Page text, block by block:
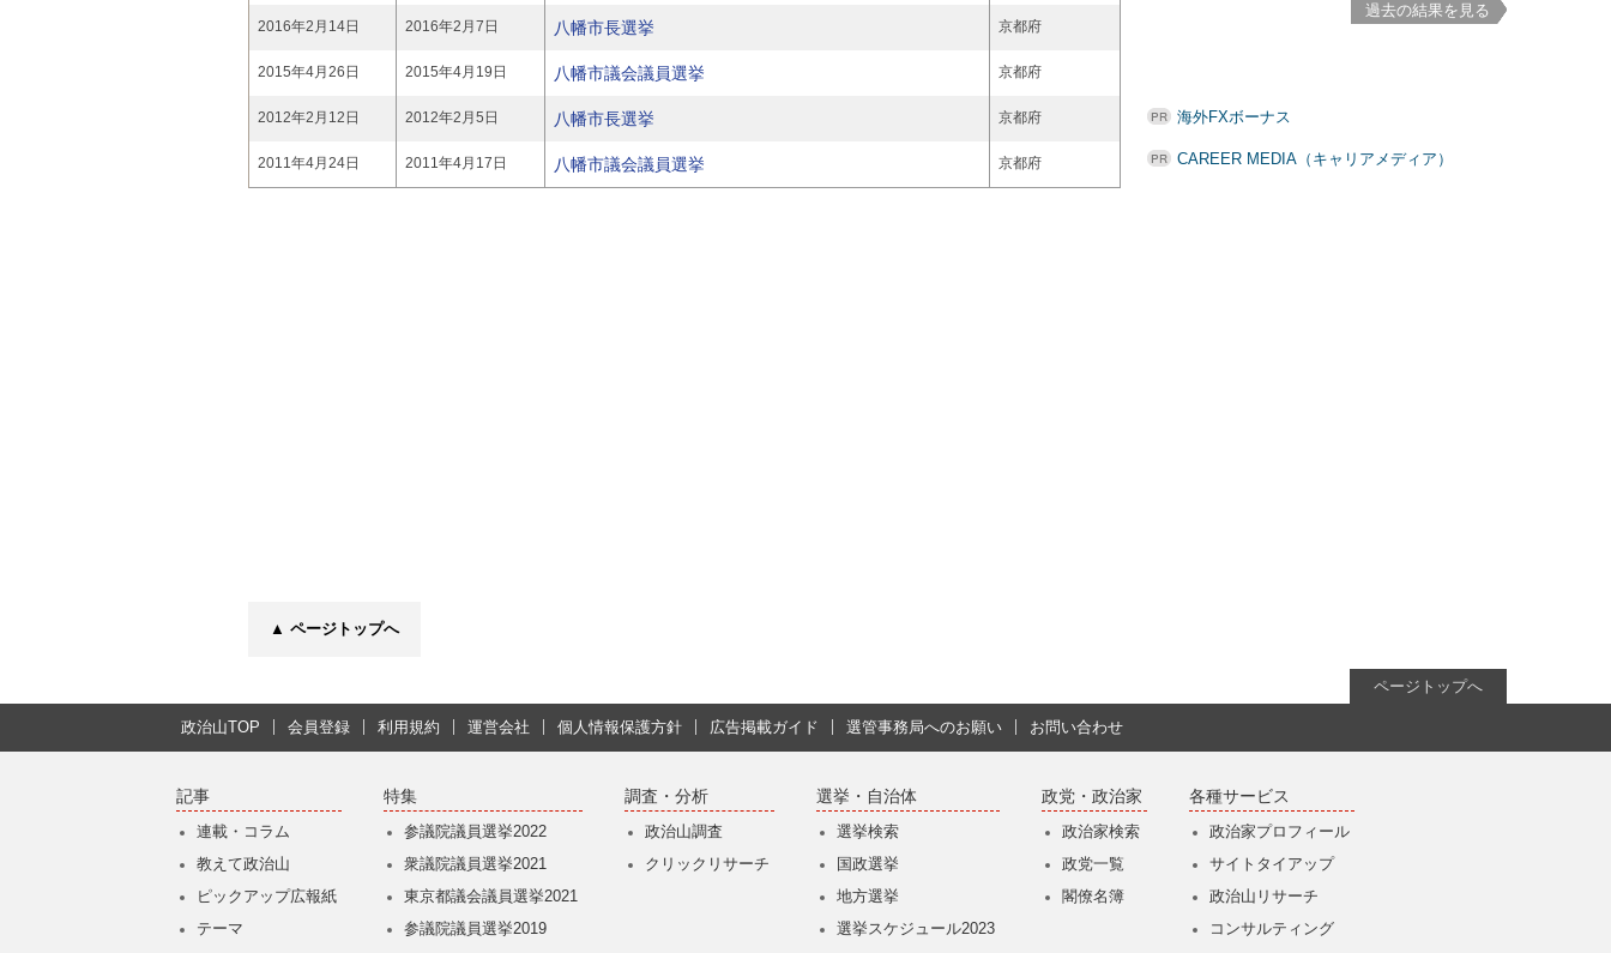
2016年2月14日 2016年2月7日 八幡市長選挙 京都府
2015年4月26日 2015年4月19日 八幡市議会議員選挙 京都府
2012年2月12日 2012年2月5日 八幡市長選挙 京都府
2011年4月24日 2011年4月17日 八幡市議会議員選挙 京都府
▲ ページトップへ
過去の結果を見る
海外FXボーナス
CAREER MEDIA（キャリアメディア）
ページトップへ
政治山TOP 会員登録 利用規約 運営会社 個人情報保護方針 広告掲載ガイド 選管事務局へのお願い お問い合わせ
記事
連載・コラム
教えて政治山
ピックアップ広報紙
テーマ
特集
参議院議員選挙2022
衆議院議員選挙2021
東京都議会議員選挙2021
参議院議員選挙2019
調査・分析
政治山調査
クリックリサーチ
選挙・自治体
選挙検索
国政選挙
地方選挙
選挙スケジュール2023
政党・政治家
政治家検索
政党一覧
閣僚名簿
各種サービス
政治家プロフィール
サイトタイアップ
政治山リサーチ
コンサルティング